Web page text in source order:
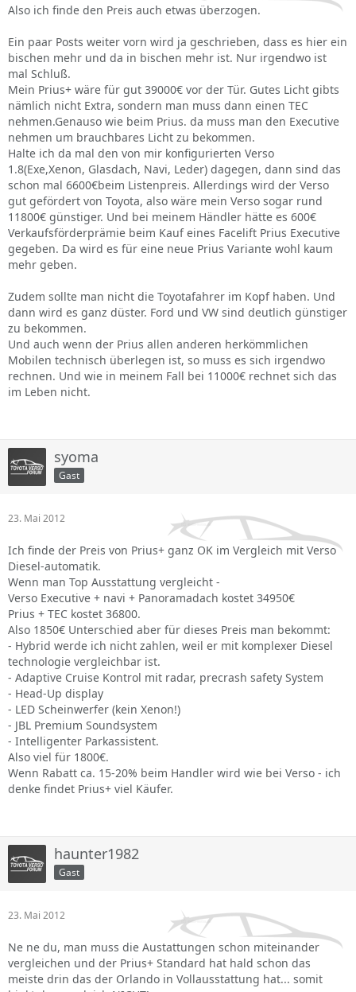
Also ich finde den Preis auch etwas überzogen.
Ein paar Posts weiter vorn wird ja geschrieben, dass es hier ein
bischen mehr und da in bischen mehr ist. Nur irgendwo ist
mal Schluß.
Mein Prius+ wäre für gut 39000€ vor der Tür. Gutes Licht gibts
nämlich nicht Extra, sondern man muss dann einen TEC
nehmen.Genauso wie beim Prius. da muss man den Executive
nehmen um brauchbares Licht zu bekommen.
Halte ich da mal den von mir konfigurierten Verso
1.8(Exe,Xenon, Glasdach, Navi, Leder) dagegen, dann sind das
schon mal 6600€beim Listenpreis. Allerdings wird der Verso
gut gefördert von Toyota, also wäre mein Verso sogar rund
11800€ günstiger. Und bei meinem Händler hätte es 600€
Verkaufsförderprämie beim Kauf eines Facelift Prius Executive
gegeben. Da wird es für eine neue Prius Variante wohl kaum
mehr geben.
Zudem sollte man nicht die Toyotafahrer im Kopf haben. Und
dann wird es ganz düster. Ford und VW sind deutlich günstiger
zu bekommen.
Und auch wenn der Prius allen anderen herkömmlichen
Mobilen technisch überlegen ist, so muss es sich irgendwo
rechnen. Und wie in meinem Fall bei 11000€ rechnet sich das
im Leben nicht.
syoma
Gast
23. Mai 2012
Ich finde der Preis von Prius+ ganz OK im Vergleich mit Verso
Diesel-automatik.
Wenn man Top Ausstattung vergleicht -
Verso Executive + navi + Panoramadach kostet 34950€
Prius + TEC kostet 36800.
Also 1850€ Unterschied aber für dieses Preis man bekommt:
- Hybrid werde ich nicht zahlen, weil er mit komplexer Diesel
technologie vergleichbar ist.
- Adaptive Cruise Kontrol mit radar, precrash safety System
- Head-Up display
- LED Scheinwerfer (kein Xenon!)
- JBL Premium Soundsystem
- Intelligenter Parkassistent.
Also viel für 1800€.
Wenn Rabatt ca. 15-20% beim Handler wird wie bei Verso - ich
denke findet Prius+ viel Käufer.
haunter1982
Gast
23. Mai 2012
Ne ne du, man muss die Austattungen schon miteinander
vergleichen und der Prius+ Standard hat hald schon das
meiste drin das der Orlando in Vollausstattung hat... somit